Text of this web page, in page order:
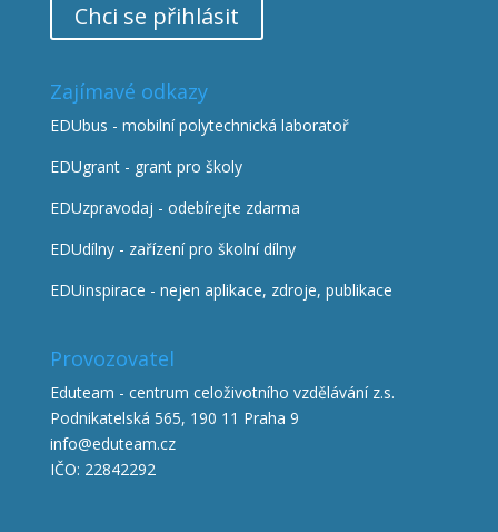
Chci se přihlásit
Zajímavé odkazy
EDUbus - mobilní polytechnická laboratoř
EDUgrant - grant pro školy
EDUzpravodaj - odebírejte zdarma
EDUdílny - zařízení pro školní dílny
EDUinspirace - nejen aplikace, zdroje, publikace
Provozovatel
Eduteam - centrum celoživotního vzdělávání z.s.
Podnikatelská 565, 190 11 Praha 9
info@eduteam.cz
IČO: 22842292